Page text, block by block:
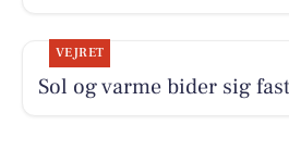
VEJRET
Sol og varme bider sig